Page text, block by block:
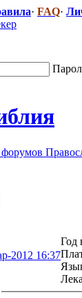
· FAQ·
2012 16:37
Год